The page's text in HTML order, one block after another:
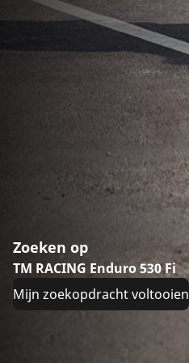
Zoeken op
TM RACING Enduro 530 Fi
Mijn zoekopdracht voltooien